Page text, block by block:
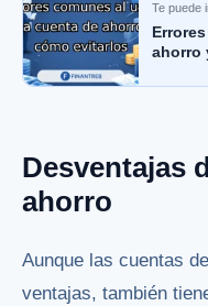
Te puede
ahorro
Desventajas
ahorro
Aunque las cuentas
ventajas, también